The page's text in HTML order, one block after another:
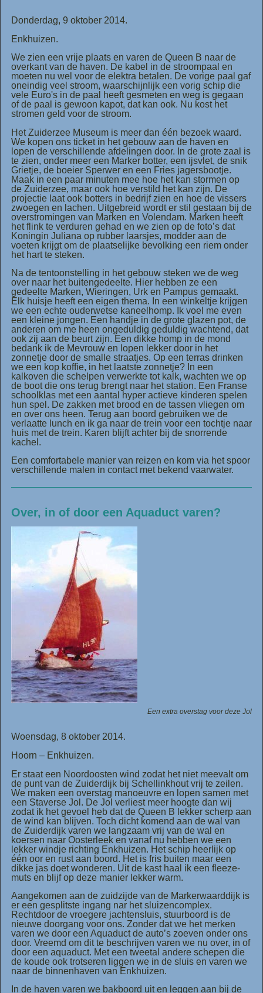
Donderdag, 9 oktober 2014.
Enkhuizen.
We zien een vrije plaats en varen de Queen B naar de
overkant van de haven. De kabel in de stroompaal en
moeten nu wel voor de elektra betalen. De vorige paal gaf
oneindig veel stroom, waarschijnlijk een vorig schip die
vele Euro's in de paal heeft gesmeten en weg is gegaan
of de paal is gewoon kapot, dat kan ook. Nu kost het
stromen geld voor de stroom.
Het Zuiderzee Museum is meer dan één bezoek waard.
We kopen ons ticket in het gebouw aan de haven en
lopen de verschillende afdelingen door. In de grote zaal is
te zien, onder meer een Marker botter, een ijsvlet, de snik
Grietje, de boeier Sperwer en een Fries jagersbootje.
Maak in een paar minuten mee hoe het kan stormen op
de Zuiderzee, maar ook hoe verstild het kan zijn. De
projectie laat ook botters in bedrijf zien en hoe de vissers
zwoegen en lachen. Uitgebreid wordt er stil gestaan bij de
overstromingen van Marken en Volendam. Marken heeft
het flink te verduren gehad en we zien op de foto’s dat
Koningin Juliana op rubber laarsjes, modder aan de
voeten krijgt om de plaatselijke bevolking een riem onder
het hart te steken.
Na de tentoonstelling in het gebouw steken we de weg
over naar het buitengedeelte. Hier hebben ze een
gedeelte Marken, Wieringen, Urk en Pampus gemaakt.
Elk huisje heeft een eigen thema. In een winkeltje krijgen
we een echte ouderwetse kaneelhomp. Ik voel me even
een kleine jongen. Een handje in de grote glazen pot, de
anderen om me heen ongeduldig geduldig wachtend, dat
ook zij aan de beurt zijn. Een dikke homp in de mond
bedank ik de Mevrouw en lopen lekker door in het
zonnetje door de smalle straatjes. Op een terras drinken
we een kop koffie, in het laatste zonnetje? In een
kalkoven die schelpen verwerkte tot kalk, wachten we op
de boot die ons terug brengt naar het station. Een Franse
schoolklas met een aantal hyper actieve kinderen spelen
hun spel. De zakken met brood en de tassen vliegen om
en over ons heen. Terug aan boord gebruiken we de
verlaatte lunch en ik ga naar de trein voor een tochtje naar
huis met de trein. Karen blijft achter bij de snorrende
kachel.
Een comfortabele manier van reizen en kom via het spoor
verschillende malen in contact met bekend vaarwater.
Over, in of door een Aquaduct varen?
Een extra overstag voor deze Jol
Woensdag, 8 oktober 2014.
Hoorn – Enkhuizen.
Er staat een Noordoosten wind zodat het niet meevalt om
de punt van de Zuiderdijk bij Schellinkhout vrij te zeilen.
We maken een overstag manoeuvre en lopen samen met
een Staverse Jol. De Jol verliest meer hoogte dan wij
zodat ik het gevoel heb dat de Queen B lekker scherp aan
de wind kan blijven. Toch dicht komend aan de wal van
de Zuiderdijk varen we langzaam vrij van de wal en
koersen naar Oosterleek en vanaf nu hebben we een
lekker windje richting Enkhuizen. Het schip heerlijk op
één oor en rust aan boord. Het is fris buiten maar een
dikke jas doet wonderen. Uit de kast haal ik een fleeze-
muts en blijf op deze manier lekker warm.
Aangekomen aan de zuidzijde van de Markerwaarddijk is
er een gesplitste ingang nar het sluizencomplex.
Rechtdoor de vroegere jachtensluis, stuurboord is de
nieuwe doorgang voor ons. Zonder dat we het merken
varen we door een Aquaduct de auto’s zoeven onder ons
door. Vreemd om dit te beschrijven varen we nu over, in of
door een aquaduct. Met een tweetal andere schepen die
de koude ook trotseren liggen we in de sluis en varen we
naar de binnenhaven van Enkhuizen.
In de haven varen we bakboord uit en leggen aan bij de